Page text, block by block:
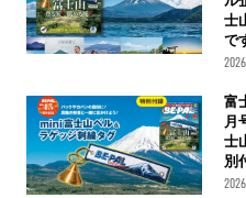
士
で
富
月
士
別